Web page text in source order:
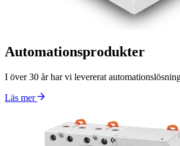
Automationsprodukter
I över 30 år har vi levererat
Läs mer